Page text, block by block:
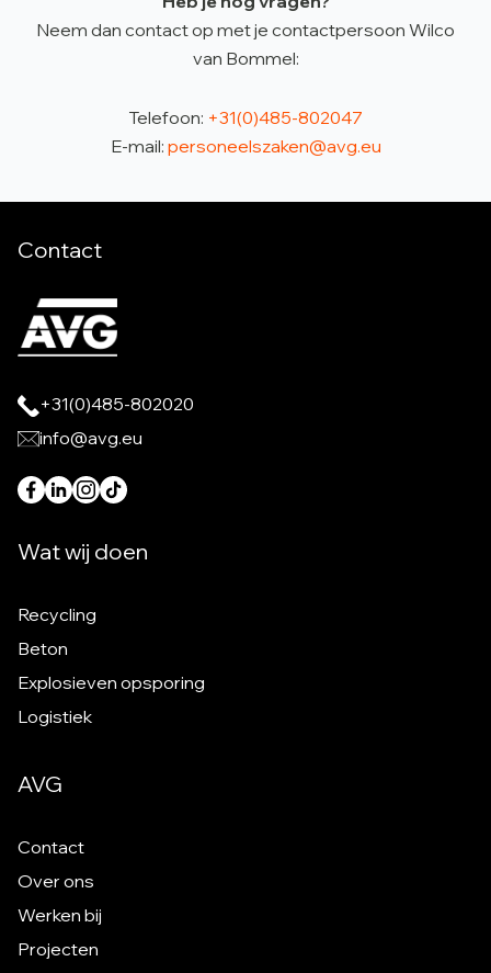
Neem dan contact op met je contactpersoon Wilco
van Bommel:
Telefoon: +31(0)485-802047
E-mail: personeelszaken@avg.eu
Contact
+31(0)485-802020
info@avg.eu
Wat wij doen
Recycling
Beton
Explosieven opsporing
Logistiek
AVG
Contact
Over ons
Werken bij
Projecten